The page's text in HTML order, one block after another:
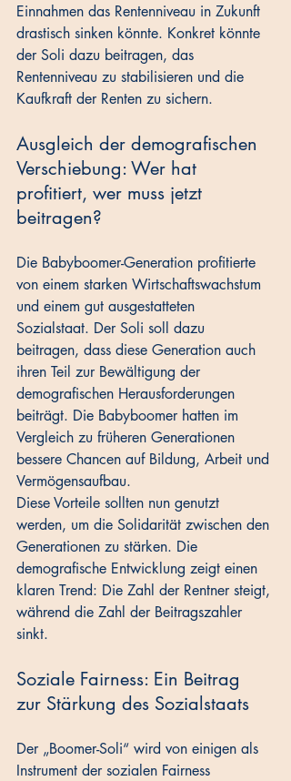
Einnahmen das Rentenniveau in Zukunft
drastisch sinken könnte. Konkret könnte
der Soli dazu beitragen, das
Rentenniveau zu stabilisieren und die
Kaufkraft der Renten zu sichern.
Ausgleich der demografischen
Verschiebung: Wer hat
profitiert, wer muss jetzt
beitragen?
Die Babyboomer-Generation profitierte
von einem starken Wirtschaftswachstum
und einem gut ausgestatteten
Sozialstaat. Der Soli soll dazu
beitragen, dass diese Generation auch
ihren Teil zur Bewältigung der
demografischen Herausforderungen
beiträgt. Die Babyboomer hatten im
Vergleich zu früheren Generationen
bessere Chancen auf Bildung, Arbeit und
Vermögensaufbau.
Diese Vorteile sollten nun genutzt
werden, um die Solidarität zwischen den
Generationen zu stärken. Die
demografische Entwicklung zeigt einen
klaren Trend: Die Zahl der Rentner steigt,
während die Zahl der Beitragszahler
sinkt.
Soziale Fairness: Ein Beitrag
zur Stärkung des Sozialstaats
Der „Boomer-Soli“ wird von einigen als
Instrument der sozialen Fairness